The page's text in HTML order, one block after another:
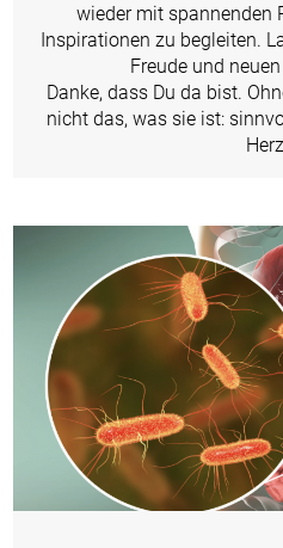
wieder mit spannenden
Inspirationen zu begleiten.
Freude und
Danke, dass Du da bist.
nicht das, was sie ist: